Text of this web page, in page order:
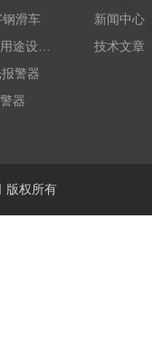
滑车
警器
器
新闻中心
技术文章
版权所有